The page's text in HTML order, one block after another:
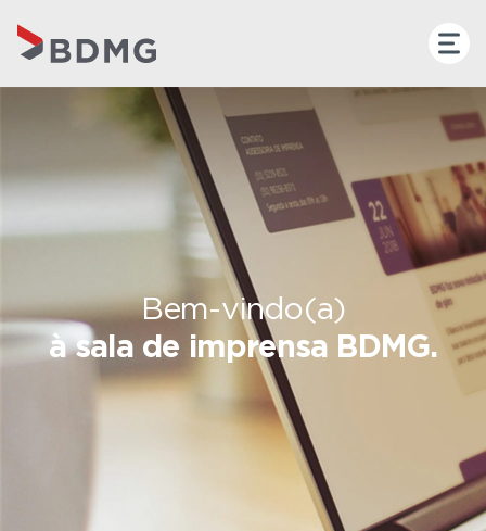
Bem-vindo(a)
à sala de imprensa BDMG.